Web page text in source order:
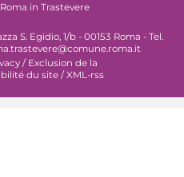
in Trastevere
S. Egidio, 1/b - 00153 Roma - Tel.
/ Exclusion de la
du site /XML-rss